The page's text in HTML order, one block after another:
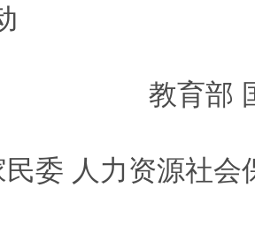
教育部
民委 人力资源社